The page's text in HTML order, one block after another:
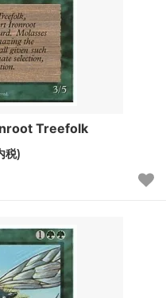
Treefolk
税)